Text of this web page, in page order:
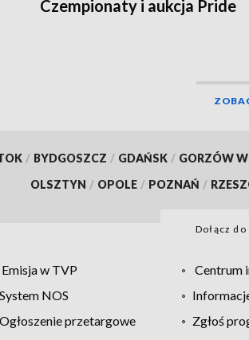
Czempionaty i aukcja Pride
/ BYDGOSZCZ / GDAŃSK / GORZÓW
OLSZTYN / OPOLE / POZNAŃ /
Dołącz do
Emisja w TVP Centrum
System NOS
Ogłoszenie przetargowe Zgłoś